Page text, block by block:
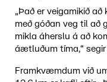
„Það er veigamikið
með góðan veg til að
mikla áherslu á að
áætluðum tíma,“ segir
Framkvæmdum við